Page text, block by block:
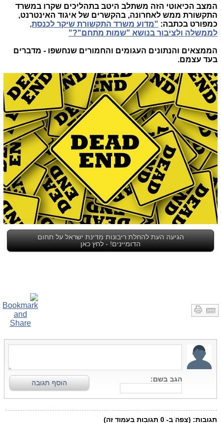
המצב הכיאוטי הזה משתלב היטב בתהליכים שקרו במשרד
התקשורת ממש לאחרונה, בהקשרים של איגוד האינטרנט,
כמפורט בכתבה: "מדוע משרד התקשורת שיקר לכנסת,
לממשלה ולציבור בנושא "שמות מתחם"?"
הממצאים והנתונים העגומים והחמורים שנחשפו - מדברים
בעד עצמם.
הגיעה העת להחלת ריבונות מדינת ישראל על תחום
הדומיינים! - לחץ כאן